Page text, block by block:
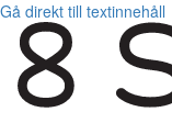
Gå direkt till textinnehåll